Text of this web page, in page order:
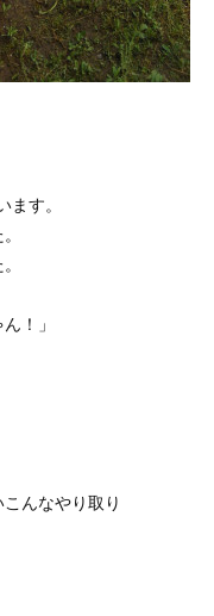
す。
！」
んなやり取り